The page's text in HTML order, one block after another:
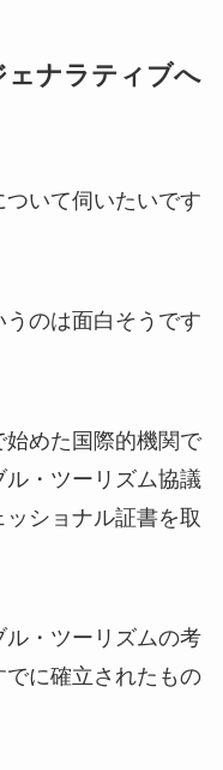
ナラティブへ
いて伺いたいです
のは面白そうです
めた国際的機関で
・ツーリズム協議
ショナル証書を取
・ツーリズムの考
でに確立されたもの